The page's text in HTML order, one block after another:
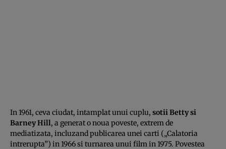
In 1961, ceva ciudat, intamplat unui cuplu, sotii Betty si
Barney Hill, a generat o noua poveste, extrem de
mediatizata, incluzand publicarea unei carti („Calatoria
intrerupta”) in 1966 si turnarea unui film in 1975. Povestea